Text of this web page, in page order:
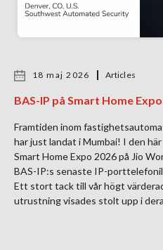
18 maj 2026 Articles
BAS-IP på Smart Home
Framtiden inom
har just landat i Mumbai! I den
Smart Home Expo 2026 på Jio
BAS-IP:s senaste IP-
Ett stort tack till vår högt
utrustning visades stolt upp i